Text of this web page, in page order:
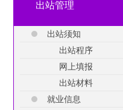
出站管理
出站须知
出站程序
网上填报
出站材料
就业信息